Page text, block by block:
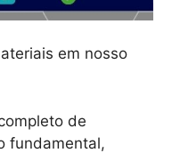
em nosso
de
fundamental,